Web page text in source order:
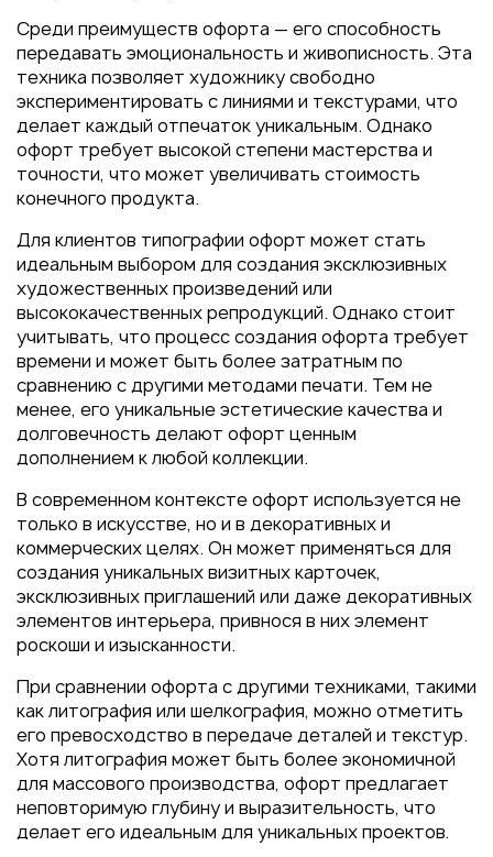
Среди преимуществ офорта — его способность
передавать эмоциональность и живописность. Эта
техника позволяет художнику свободно
экспериментировать с линиями и текстурами, что
делает каждый отпечаток уникальным. Однако
офорт требует высокой степени мастерства и
точности, что может увеличивать стоимость
конечного продукта.
Для клиентов типографии офорт может стать
идеальным выбором для создания эксклюзивных
художественных произведений или
высококачественных репродукций. Однако стоит
учитывать, что процесс создания офорта требует
времени и может быть более затратным по
сравнению с другими методами печати. Тем не
менее, его уникальные эстетические качества и
долговечность делают офорт ценным
дополнением к любой коллекции.
В современном контексте офорт используется не
только в искусстве, но и в декоративных и
коммерческих целях. Он может применяться для
создания уникальных визитных карточек,
эксклюзивных приглашений или даже декоративных
элементов интерьера, привнося в них элемент
роскоши и изысканности.
При сравнении офорта с другими техниками, такими
как литография или шелкография, можно отметить
его превосходство в передаче деталей и текстур.
Хотя литография может быть более экономичной
для массового производства, офорт предлагает
неповторимую глубину и выразительность, что
делает его идеальным для уникальных проектов.